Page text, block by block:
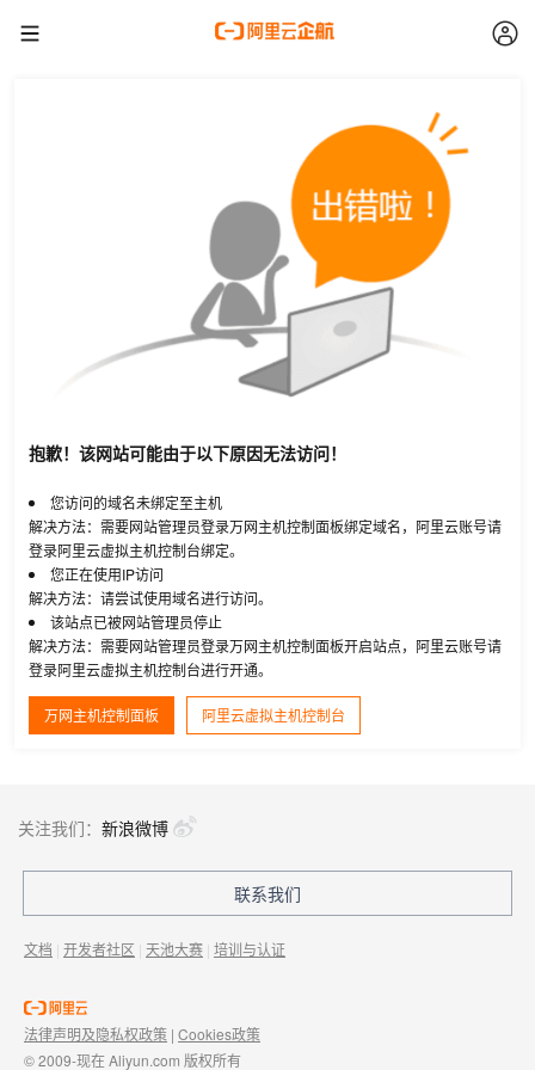
抱歉！该网站可能由于以下原因无法访问！
您访问的域名未绑定至主机
解决方法：需要网站管理员登录万网主机控制面板绑定域名，阿里云账号请
登录阿里云虚拟主机控制台绑定。
您正在使用IP访问
解决方法：请尝试使用域名进行访问。
该站点已被网站管理员停止
解决方法：需要网站管理员登录万网主机控制面板开启站点，阿里云账号请
登录阿里云虚拟主机控制台进行开通。
万网主机控制面板 阿里云虚拟主机控制台